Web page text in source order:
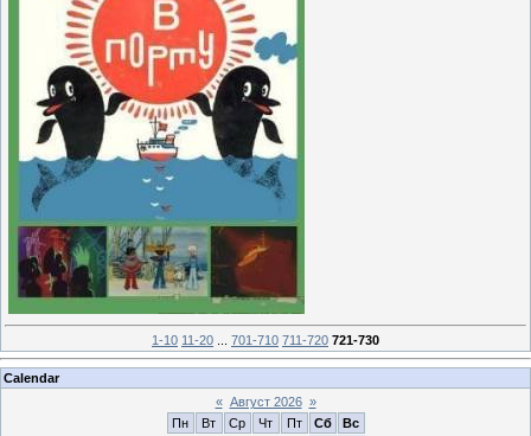
1-10 11-20 701-710 711-720 721-730
Calendar
« Август 2026 »
Пн
Вт Ср Чт Пт Сб Вс